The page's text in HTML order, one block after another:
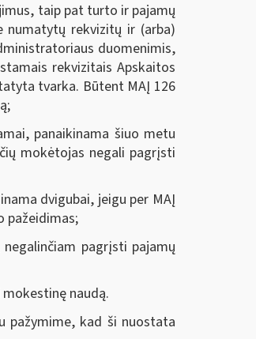
taip pat turto ir pajamų
numatytų rekvizitų ir (arba)
duomenimis,
rekvizitais Apskaitos
tvarka. Būtent MAĮ 126
panaikinama šiuo metu
mokėtojas negali pagrįsti
dvigubai, jeigu per MAĮ
pažeidimas;
pagrįsti pajamų
naudą.
kad ši nuostata